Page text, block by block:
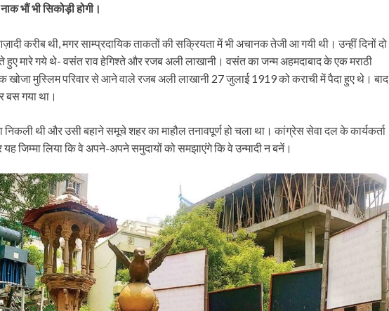
भौं भी सिकोड़ी होगी।
करीब थी, मगर साम्प्रदायिक ताकतों की सक्रियता में भी अचानक तेजी आ गयी थी। उन्हीं दिनों दो
हुए मारे गये थे- वसंत राव हेगिश्ते और रजब अली लाखानी। वसंत का जन्म अहमदाबाद के एक मराठी
खोजा मुस्लिम परिवार से आने वाले रजब अली लाखानी 27 जुलाई 1919 को कराची में पैदा हुए थे। बाद
बस गया था।
थी और उसी बहाने समूचे शहर का माहौल तनावपूर्ण हो चला था। कांग्रेस सेवा दल के कार्यकर्ता
जिम्मा लिया कि वे अपने-अपने समुदायों को समझाएंगे कि वे उन्मादी न बनें।